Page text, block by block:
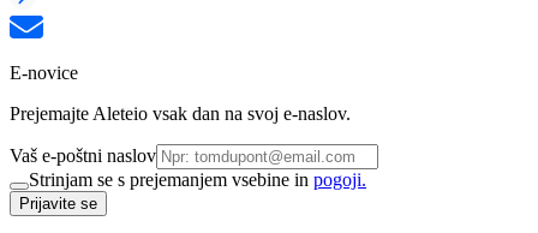
E-novice
Prejemajte Aleteio vsak dan na svoj e-naslov.
Vaš e-poštni naslov
Strinjam se s prejemanjem vsebine in pogoji.
Prijavite se